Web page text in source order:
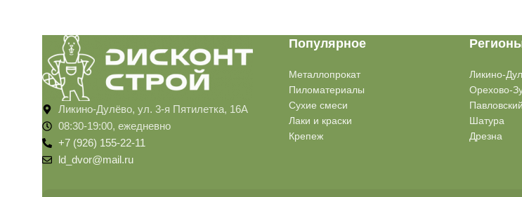
Ликино-Дулёво, ул. 3-я Пятилетка, 16А
08:30-19:00, ежедневно
+7 (926) 155-22-11
ld_dvor@mail.ru
Популярное
Металлопрокат
Пиломатериалы
Сухие смеси
Лаки и краски
Крепеж
Ликино-
Орехово-
Шатура
Дрезна